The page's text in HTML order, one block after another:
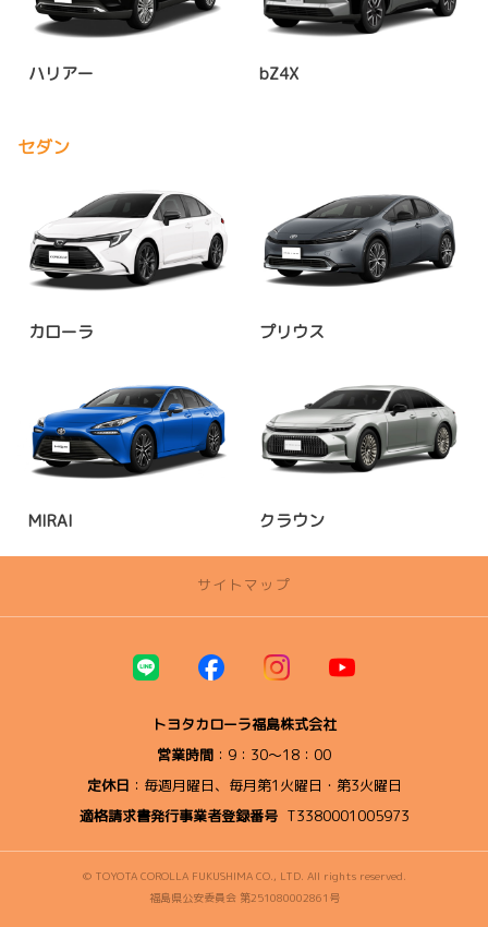
ハリアー bZ4X
セダン
カローラ プリウス
MIRAI クラウン
サイトマップ
イベント・ニュース
店舗のご案内
県中エリア/中通り地方
トヨタカローラ福島株式会社
営業時間 ：9：30～18：00
定休日 ：毎週月曜日、毎月第1火曜日・第3火曜日
適格請求書発行事業者登録番号 T3380001005973
© TOYOTA COROLLA FUKUSHIMA CO., LTD. All rights reserved.
福島県公安委員会 第251080002861号